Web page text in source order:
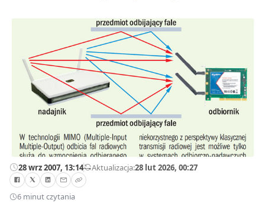
28 wrz 2007, 13:14—Aktualizacja:28 lut 2026, 00:27
6 minut czytania